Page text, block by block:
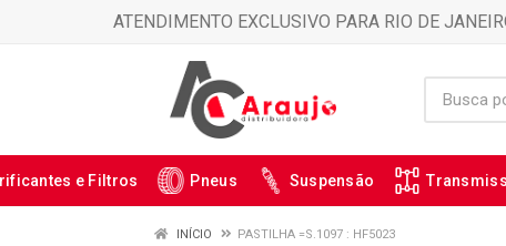
ATENDIMENTO EXCLUSIVO PARA RIO DE
e Filtros Pneus Suspensão
INÍCIO PASTILHA =S.1097 : HF5023